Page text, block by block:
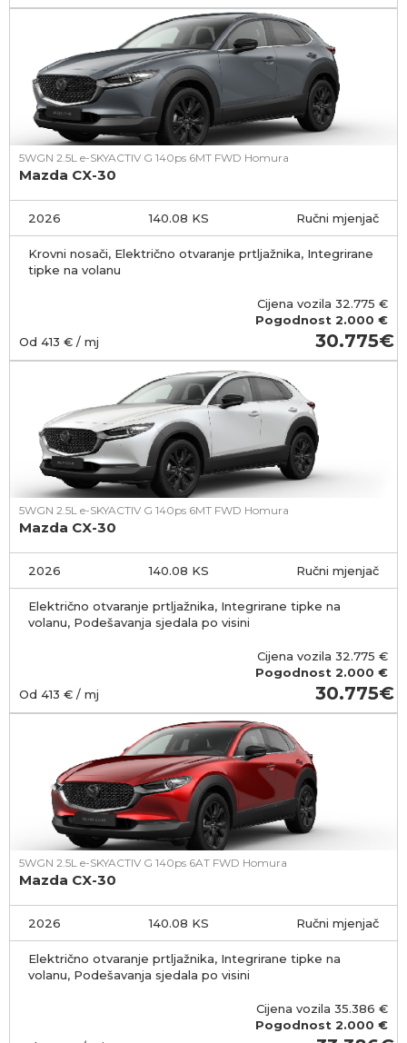
5WGN 2.5L e-SKYACTIV G 140ps 6MT FWD Homura
Mazda CX-30
2026 140.08 KS Ručni mjenjač
Krovni nosači, Električno otvaranje prtljažnika, Integrirane
tipke na volanu
Cijena vozila 32.775 €
Pogodnost 2.000 €
Od 413 € / mj 30.775
5WGN 2.5L e-SKYACTIV G 140ps 6MT FWD Homura
Mazda CX-30
2026 140.08 KS Ručni mjenjač
Električno otvaranje prtljažnika, Integrirane tipke na
volanu, Podešavanja sjedala po visini
Cijena vozila 32.775 €
Pogodnost 2.000 €
Od 413 € / mj 30.775
5WGN 2.5L e-SKYACTIV G 140ps 6AT FWD Homura
Mazda CX-30
2026 140.08 KS Ručni mjenjač
Električno otvaranje prtljažnika, Integrirane tipke na
volanu, Podešavanja sjedala po visini
Cijena vozila 35.386 €
Pogodnost 2.000 €